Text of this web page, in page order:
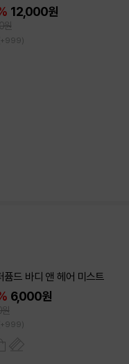
12,000원
원
~ 50%
퓸드 바디 앤 헤어 미스트
6,000원